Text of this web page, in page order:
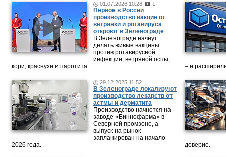
01.07.2026 10:28 1
Первое в России
производство вакцин от
ветрянки и ротавируса
откроют в Зеленограде
В Зеленограде начнут
делать живые вакцины
против ротавирусной
инфекции, ветряной оспы,
кори, краснухи и паротита.
29.12.2025 11:52
В Зеленограде локализуют
производство лекарств от
астмы и дерматита
Производство начнется на
заводе «Биннофарма» в
Северной промзоне, а
выпуск на рынок
запланирован на начало
2026 года.
– и
доверие.